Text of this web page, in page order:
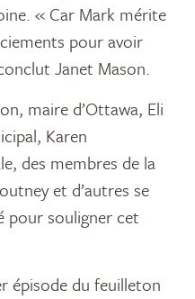
« Car Mark mérite
pour avoir
Janet Mason.
maire d’Ottawa, Eli
Karen
des membres de la
et d’autres se
pour souligner cet
épisode du feuilleton